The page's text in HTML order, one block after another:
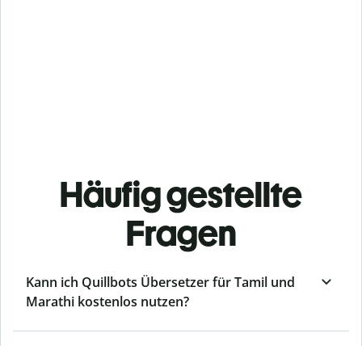
Häufig gestellte
Fragen
Kann ich Quillbots Übersetzer für Tamil und
Marathi kostenlos nutzen?